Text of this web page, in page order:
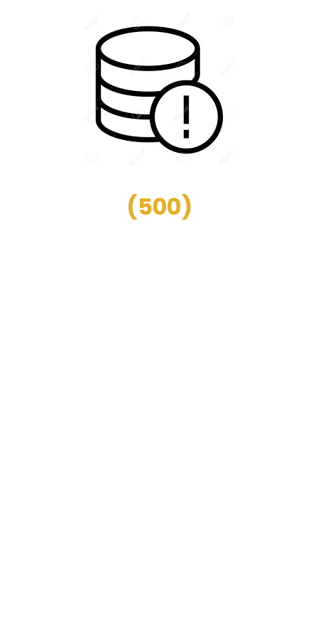
(500)